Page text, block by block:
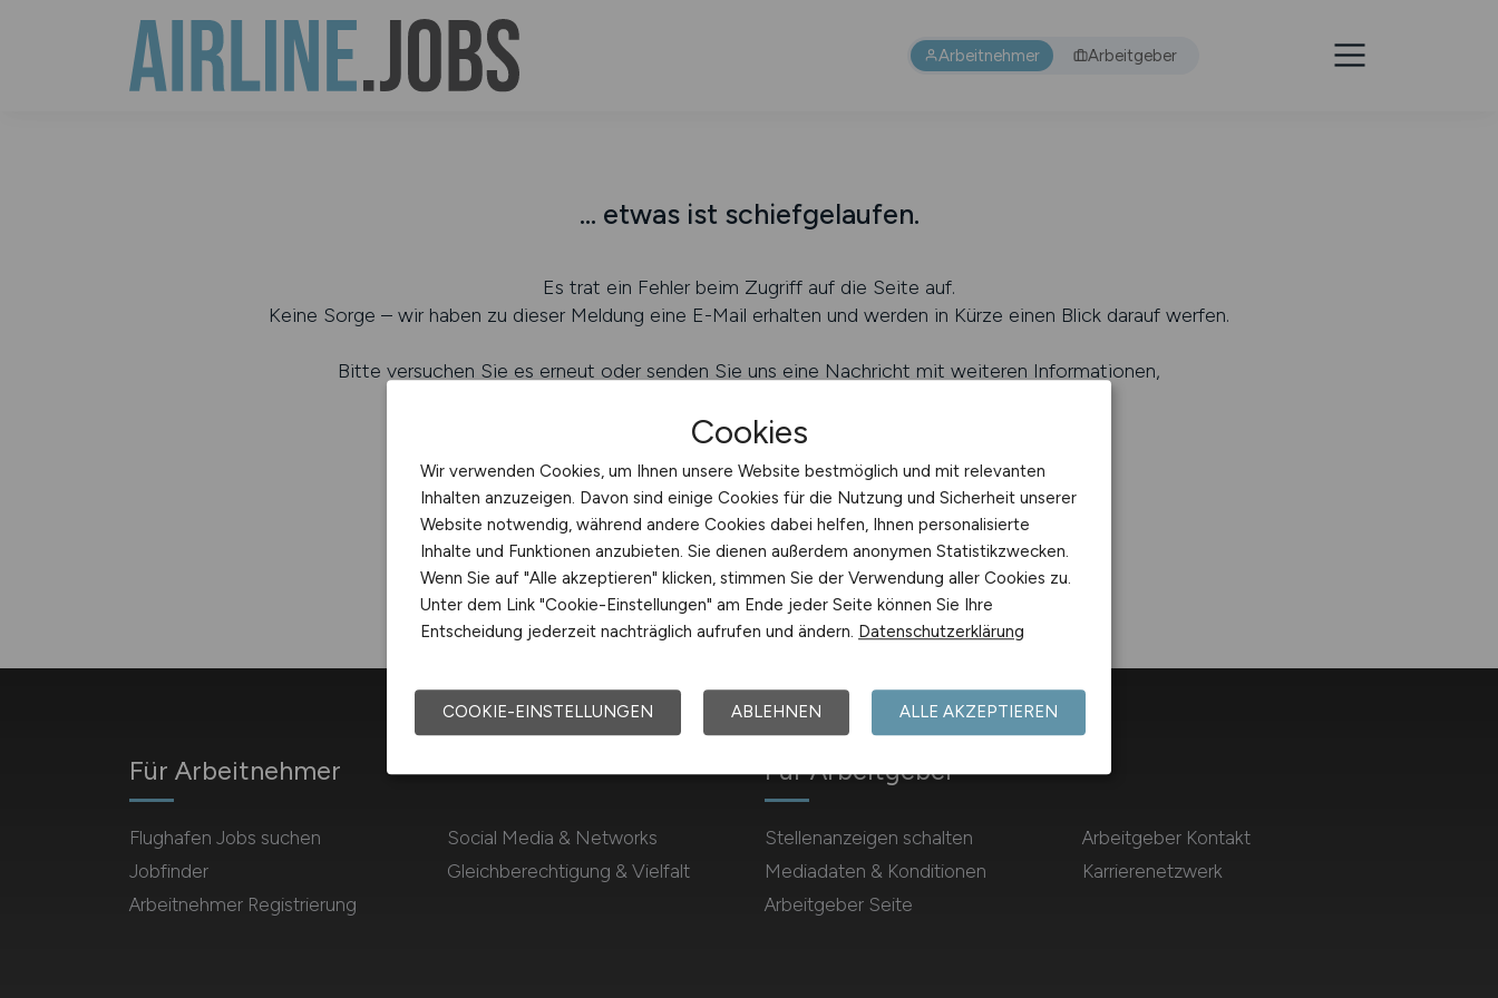
Arbeitnehmer Arbeitgeber
... etwas ist schiefgelaufen.
Es trat ein Fehler beim Zugriff auf die Seite auf.
Keine Sorge – wir haben zu dieser Meldung eine E-Mail erhalten und werden in Kürze einen Blick darauf werfen.
Bitte versuchen Sie es erneut oder senden Sie uns eine Nachricht mit weiteren Informationen,
Für Arbeitnehmer
Flughafen Jobs suchen
Jobfinder
Arbeitnehmer Registrierung
Social Media & Networks
Gleichberechtigung & Vielfalt
Für Arbeitgeber
Stellenanzeigen schalten
Mediadaten & Konditionen
Arbeitgeber Seite
Arbeitgeber Kontakt
Karrierenetzwerk
Cookies
Wir verwenden Cookies, um Ihnen unsere Website bestmöglich und mit relevanten
Inhalten anzuzeigen. Davon sind einige Cookies für die Nutzung und Sicherheit unserer
Website notwendig, während andere Cookies dabei helfen, Ihnen personalisierte
Inhalte und Funktionen anzubieten. Sie dienen außerdem anonymen Statistikzwecken.
Wenn Sie auf "Alle akzeptieren" klicken, stimmen Sie der Verwendung aller Cookies zu.
Unter dem Link "Cookie-Einstellungen" am Ende jeder Seite können Sie Ihre
Entscheidung jederzeit nachträglich aufrufen und ändern. Datenschutzerklärung
COOKIE-EINSTELLUNGEN ABLEHNEN ALLE AKZEPTIEREN